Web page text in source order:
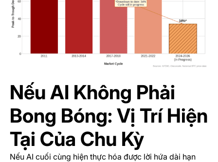
Nếu AI Không Phải
Bong Bóng: Vị Trí Hiện
Tại Của Chu Kỳ
Nếu AI cuối cùng hiện thực hóa được lời hứa dài hạn